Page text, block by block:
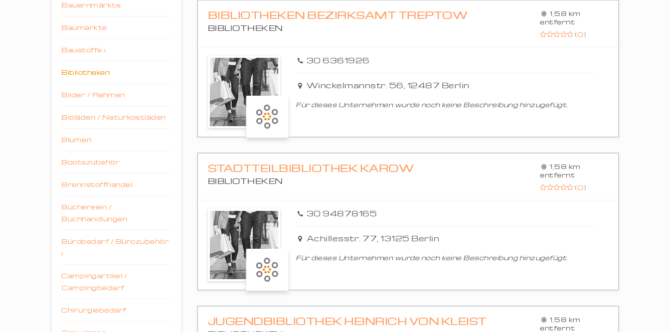
Bauernmärkte
Baumärkte
Baustoffe
Bibliotheken
Bilder / Rahmen
Bioläden / Naturkostläden
Blumen
Bootszubehör
Brennstoffhandel
Büchereien /
Buchhandlungen
Bürobedarf / Bürozubehör
Campingartikel /
Campingbedarf
Chirurgiebedarf
BIBLIOTHEKEN BEZIRKSAMT TREPTOW
BIBLIOTHEKEN
1,58 km
entfernt
(0)
30 6361926
Winckelmannstr. 56, 12487 Berlin
Für dieses Unternehmen wurde noch keine Beschreibung hinzugefügt.
STADTTEILBIBLIOTHEK KAROW
BIBLIOTHEKEN
1,58 km
entfernt
(0)
30 94878165
Achillesstr. 77, 13125 Berlin
Für dieses Unternehmen wurde noch keine Beschreibung hinzugefügt.
JUGENDBIBLIOTHEK HEINRICH VON KLEIST
1,58 km
entfernt